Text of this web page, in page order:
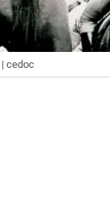
| cedoc